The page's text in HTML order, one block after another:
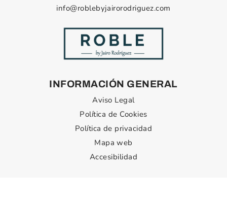
info@roblebyjairorodriguez.com
INFORMACIÓN GENERAL
Aviso Legal
Política de Cookies
Política de privacidad
Mapa web
Accesibilidad